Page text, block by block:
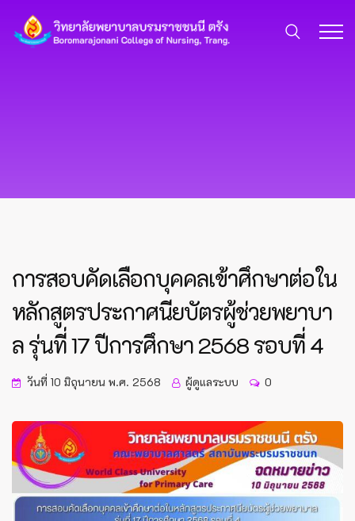
การสอบคัดเลือกบุคคลเข้าศึกษาต่อใน
หลักสูตรประกาศนียบัตรผู้ช่วยพยาบา
ล รุ่นที่ 17 ปีการศึกษา 2568 รอบที่ 4
วันที่ 10 มิถุนายน พ.ศ. 2568 ผู้ดูแลระบบ 0